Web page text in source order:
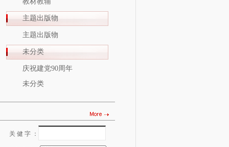
主题出版物
主题出版物
未分类
庆祝建党90周年
未分类
关 健 字 ：